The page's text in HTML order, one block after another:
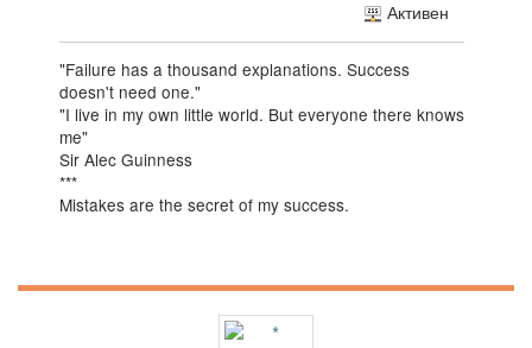
Активен
"Failure has a thousand explanations. Success
doesn't need one."
"I live in my own little world. But everyone there knows
me"
Sir Alec Guinness
***
Mistakes are the secret of my success.